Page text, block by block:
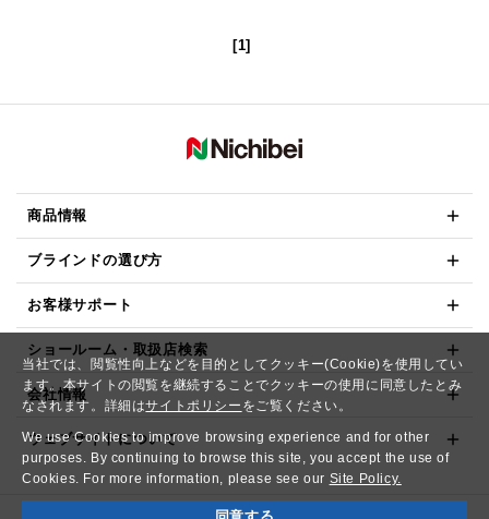
当社では、閲覧性向上などを目的としてクッキー(Cookie)を使用してい
ます。本サイトの閲覧を継続することでクッキーの使用に同意したとみ
なされます。詳細はサイトポリシー をご覧ください。
We use Cookies to improve browsing experience and for other
purposes. By continuing to browse this site, you accept the use of
Cookies. For more information, please see our Site Policy.
[1]
商品情報
ブラインドの選び方
お客様サポート
ショールーム・取扱店検索
会社情報
ウェブサイトについて